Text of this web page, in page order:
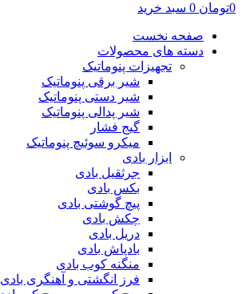
0تومان 0 سبد خرید
صفحه نخست
دسته های محصولات
تجهیزات پنوماتیک
شیر برقی پنوماتیک
شیر دستی پنوماتیک
شیر پدالی پنوماتیک
گیج فشار
میکرو سوئیچ پنوماتیک
ابزار بادی
جرثقیل بادی
بکس بادی
پیچ گوشتی بادی
چکش بادی
دریل بادی
بادپاش بادی
منگنه کوب بادی
فرز انگشتی و آهنگری بادی